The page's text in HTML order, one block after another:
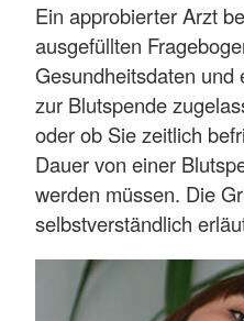
Ein approbierter Arzt
ausgefüllten
Gesundheitsdaten und
zur Blutspende
oder ob Sie zeitlich
Dauer von einer
werden müssen. Die
selbstverständlich